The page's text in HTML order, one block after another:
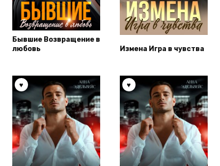
Бывшие Возвращение в
любовь
Измена Игра в чувства